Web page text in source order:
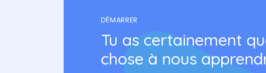
DÉMARRER
Tu as certainement
chose à nous